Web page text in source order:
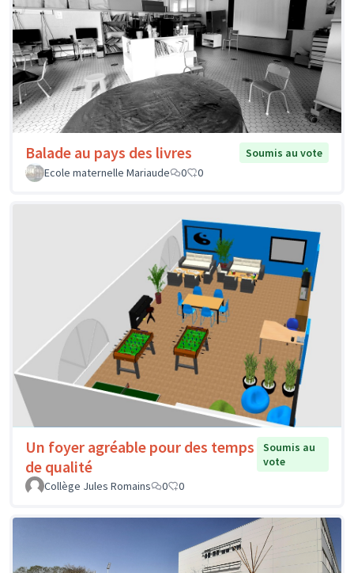
Balade au pays des livres
Soumis au vote
Ecole maternelle Mariaude
0 0
Un foyer agréable pour des temps
de qualité
Soumis au
vote
Collège Jules Romains
0 0